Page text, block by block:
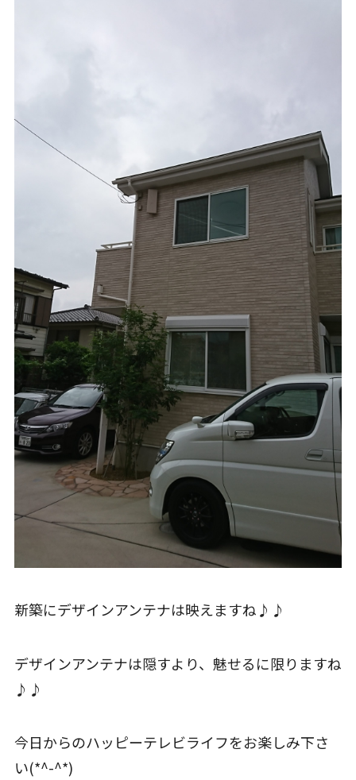
新築にデザインアンテナは映えますね♪♪
デザインアンテナは隠すより、魅せるに限りますね
♪♪
今日からのハッピーテレビライフをお楽しみ下さ
い(*^-^*)